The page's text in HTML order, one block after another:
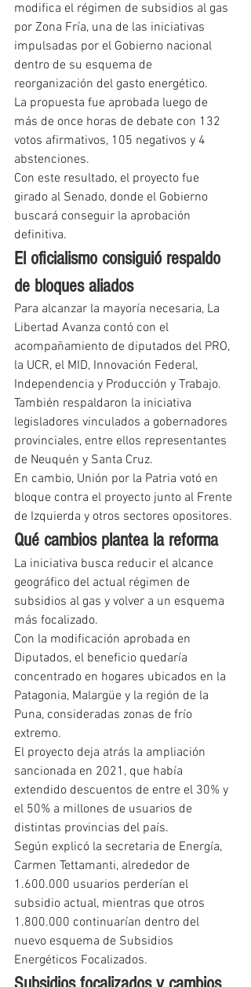
modifica el régimen de subsidios al gas
por Zona Fría, una de las iniciativas
impulsadas por el Gobierno nacional
dentro de su esquema de
reorganización del gasto energético.
La propuesta fue aprobada luego de
más de once horas de debate con 132
votos afirmativos, 105 negativos y 4
abstenciones.
Con este resultado, el proyecto fue
girado al Senado, donde el Gobierno
buscará conseguir la aprobación
definitiva.
El oficialismo consiguió respaldo
de bloques aliados
Para alcanzar la mayoría necesaria, La
Libertad Avanza contó con el
acompañamiento de diputados del PRO,
la UCR, el MID, Innovación Federal,
Independencia y Producción y Trabajo.
También respaldaron la iniciativa
legisladores vinculados a gobernadores
provinciales, entre ellos representantes
de Neuquén y Santa Cruz.
En cambio, Unión por la Patria votó en
bloque contra el proyecto junto al Frente
de Izquierda y otros sectores opositores.
Qué cambios plantea la reforma
La iniciativa busca reducir el alcance
geográfico del actual régimen de
subsidios al gas y volver a un esquema
más focalizado.
Con la modificación aprobada en
Diputados, el beneficio quedaría
concentrado en hogares ubicados en la
Patagonia, Malargüe y la región de la
Puna, consideradas zonas de frío
extremo.
El proyecto deja atrás la ampliación
sancionada en 2021, que había
extendido descuentos de entre el 30% y
el 50% a millones de usuarios de
distintas provincias del país.
Según explicó la secretaria de Energía,
Carmen Tettamanti, alrededor de
1.600.000 usuarios perderían el
subsidio actual, mientras que otros
1.800.000 continuarían dentro del
nuevo esquema de Subsidios
Energéticos Focalizados.